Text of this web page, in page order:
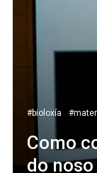
#bioloxía
Como
do